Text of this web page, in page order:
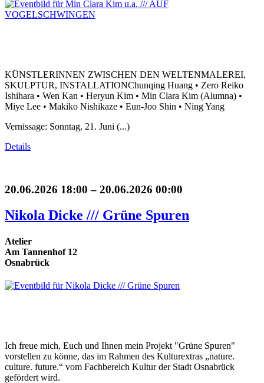
KÜNSTLERINNEN ZWISCHEN DEN WELTENMALEREI,
SKULPTUR, INSTALLATIONChunqing Huang • Zero Reiko
Ishihara • Wen Kan • Heryun Kim • Min Clara Kim (Alumna) •
Miye Lee • Makiko Nishikaze • Eun-Joo Shin • Ning Yang
Vernissage: Sonntag, 21. Juni (...)
Details
20.06.2026 18:00 – 20.06.2026 00:00
Nikola Dicke /// Grüne Spuren
Atelier
Am Tannenhof 12
Osnabrück
Ich freue mich, Euch und Ihnen mein Projekt "Grüne Spuren"
vorstellen zu könne, das im Rahmen des Kulturextras „nature.
culture. future.“ vom Fachbereich Kultur der Stadt Osnabrück
gefördert wird.